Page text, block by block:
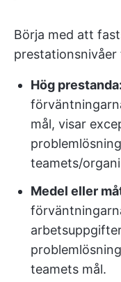
Börja med att
Hög prestanda:
mål, visar
teamets/
Medel eller
teamets mål.